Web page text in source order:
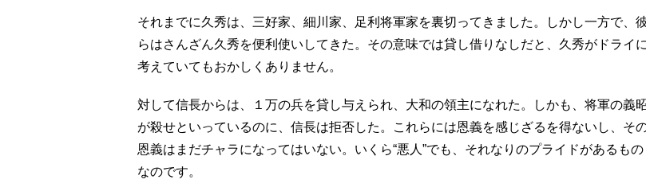
それまでに久秀は、三好家、細川家、足利将軍家を裏切ってきました。しかし一方で、
らはさんざん久秀を便利使いしてきた。その意味では貸し借りなしだと、久秀がドライに
考えていてもおかしくありません。
対して信長からは、１万の兵を貸し与えられ、大和の領主になれた。しかも、将軍の義
が殺せといっているのに、信長は拒否した。これらには恩義を感じざるを得ないし、そ
恩義はまだチャラになってはいない。いくら“悪人”でも、それなりのプライドがあるもの
なのです。